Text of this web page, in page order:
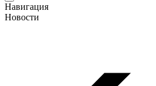
Навигация
Новости